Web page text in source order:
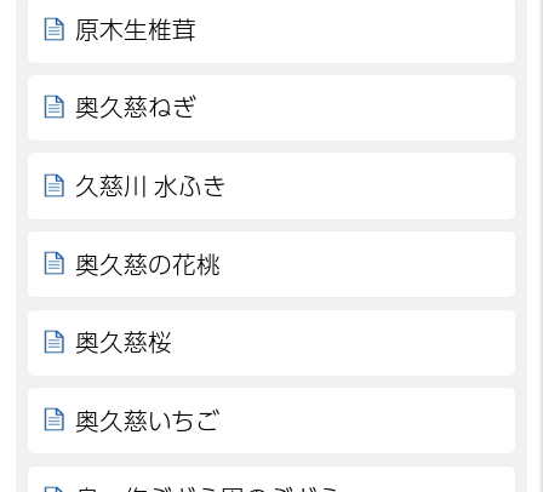
原木生椎茸
奥久慈ねぎ
久慈川 水ふき
奥久慈の花桃
奥久慈桜
奥久慈いちご